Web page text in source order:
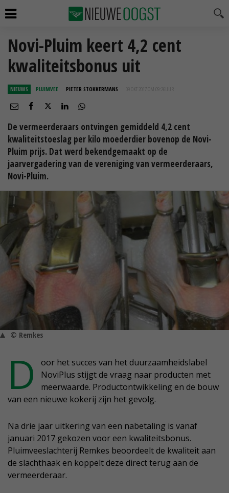
Novi-Pluim keert 4,2 cent
kwaliteitsbonus uit
NIEUWS PLUIMVEE PIETER STOKKERMANS 09 OKT 2017 OM 09:26
De vermeerderaars ontvingen gemiddeld 4,2 cent
kwaliteitstoeslag per kilo moederdier bovenop de Novi-
Pluim prijs. Dat werd bekendgemaakt op de
jaarvergadering van de vereniging van vermeerderaars,
Novi-Pluim.
© Remkes
D
oor het succes van het duurzaamheidslabel
NoviPlus stijgt de vraag naar producten met
meerwaarde. Productontwikkeling en de bouw
van een nieuwe kokerij zijn het gevolg.
Na drie jaar uitkering van een nabetaling is vanaf
januari 2017 gekozen voor een kwaliteitsbonus.
Pluimveeslachterij Remkes beoordeelt de kwaliteit aan
de slachthaak en koppelt deze direct terug aan de
vermeerderaar.